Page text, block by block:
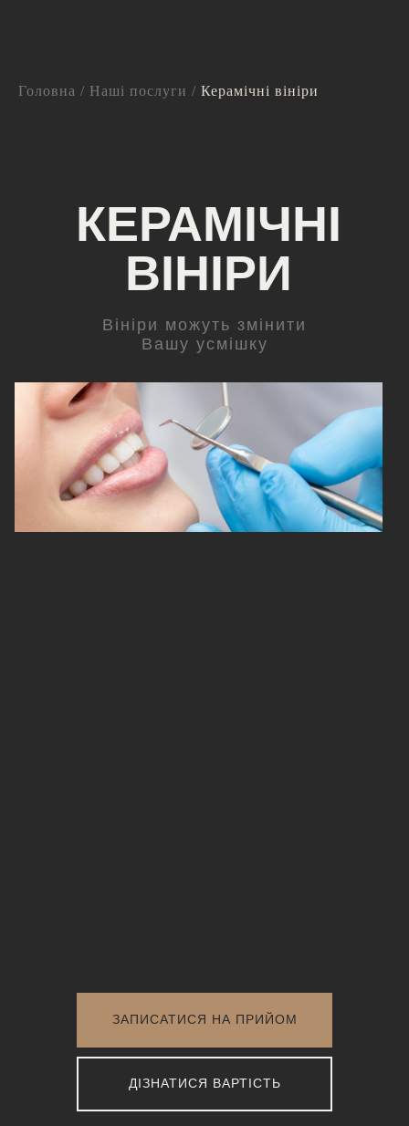
Головна / Наші послуги / Керамічні вініри
КЕРАМІЧНІ
ВІНІРИ
Вініри можуть змінити
Вашу усмішку
ЗАПИСАТИСЯ НА ПРИЙОМ
ДІЗНАТИСЯ ВАРТІСТЬ